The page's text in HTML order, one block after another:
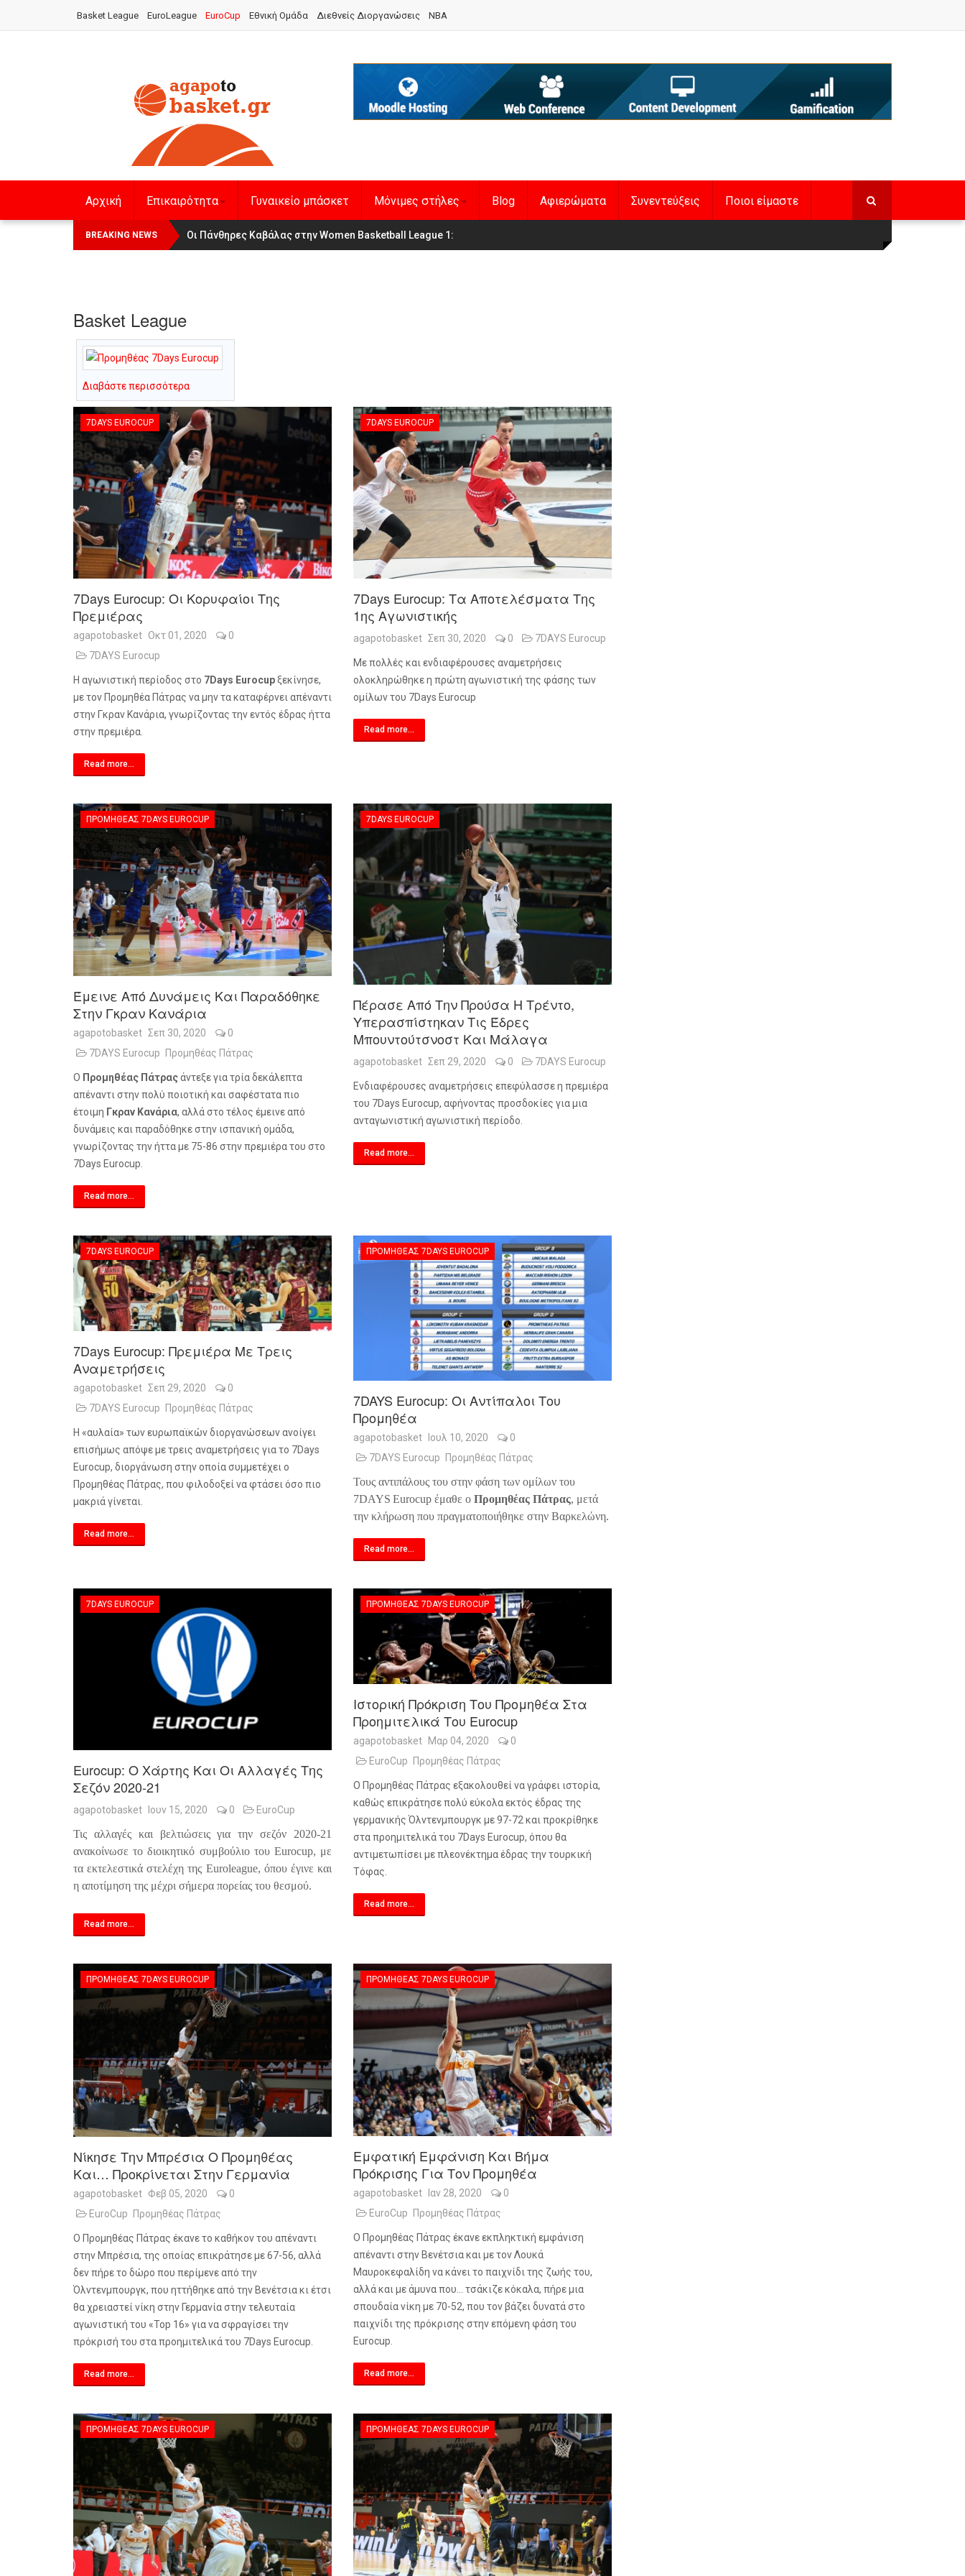
Basket League EuroLeague EuroCup Εθνική Ομάδα Διεθνείς Διοργανώσεις NBA
Αρχική Επικαιρότητα Γυναικείο μπάσκετ Μόνιμες στήλες Blog Αφιερώματα Συνεντεύξεις Ποιοι είμαστε
BREAKING NEWS Οι Πάνθηρες Καβάλας στην Women Basketball League 1
Αναχώρησε για τα Γιάννενα η Εθνική Γυναικών
Basket League
Διαβάστε περισσότερα
7DAYS EUROCUP
7Days Eurocup: Οι Κορυφαίοι Της
Πρεμιέρας
agapotobasket Οκτ 01, 2020
0
7DAYS Eurocup
Η αγωνιστική περίοδος στο 7Days Eurocupξεκίνησε,
με τον Προμηθέα Πάτρας να μην τα καταφέρνει απέναντι
στην Γκραν Κανάρια, γνωρίζοντας την εντός έδρας ήττα
στην πρεμιέρα.
Read more...
7DAYS EUROCUP
7Days Eurocup: Τα Αποτελέσματα Της
1ης Αγωνιστικής
agapotobasket Σεπ 30, 2020 0 7DAYS Eurocup
Με πολλές και ενδιαφέρουσες αναμετρήσεις
ολοκληρώθηκε η πρώτη αγωνιστική της φάσης των
ομίλων του 7Days Eurocup
Read more...
ΠΡΟΜΗΘΈΑΣ 7DAYS EUROCUP
Έμεινε Από Δυνάμεις Και Παραδόθηκε
Στην Γκραν Κανάρια
agapotobasket Σεπ 30, 2020
0
7DAYS Eurocup
Προμηθέας Πάτρας
Ο Προμηθέας Πάτραςάντεξε για τρία δεκάλεπτα
απέναντι στην πολύ ποιοτική και σαφέστατα πιο
έτοιμη Γκραν Κανάρια, αλλά στο τέλος έμεινε από
δυνάμεις και παραδόθηκε στην ισπανική ομάδα,
γνωρίζοντας την ήττα με 75-86 στην πρεμιέρα του στο
7Days Eurocup
Read more...
7DAYS EUROCUP
Πέρασε Από Την Προύσα Η Τρέντο,
Υπερασπίστηκαν Τις Έδρες
Μπουντούτσνοστ Και Μάλαγα
agapotobasket Σεπ 29, 2020 0 7DAYS Eurocup
Ενδιαφέρουσες αναμετρήσεις επεφύλασσε η πρεμιέρα
του 7Days Eurocup, αφήνοντας προσδοκίες για μια
ανταγωνιστική αγωνιστική περίοδο.
Read more...
7DAYS EUROCUP
7Days Eurocup: Πρεμιέρα Με Τρεις
Αναμετρήσεις
agapotobasket Σεπ 29, 2020
0
7DAYS Eurocup
Προμηθέας Πάτρας
Η «αυλαία» των ευρωπαϊκών διοργανώσεων ανοίγει
επισήμως απόψε με τρεις αναμετρήσεις για το 7Days
Eurocup, διοργάνωση στην οποία συμμετέχει ο
Προμηθέας Πάτρας, που φιλοδοξεί να φτάσει όσο πιο
μακριά γίνεται.
Read more...
ΠΡΟΜΗΘΈΑΣ 7DAYS EUROCUP
7DAYS Eurocup: Οι Αντίπαλοι Του
Προμηθέα
agapotobasket Ιουλ 10, 2020
0
7DAYS Eurocup
Προμηθέας Πάτρας
Τους αντιπάλους του στην φάση των ομίλων του
7DAYS Eurocup έμαθε ο Προμηθέας Πάτρας, μετά
την κλήρωση που πραγματοποιήθηκε στην Βαρκελώνη.
Read more...
7DAYS EUROCUP
Eurocup: Ο Χάρτης Και Οι Αλλαγές Της
Σεζόν 2020-21
agapotobasket Ιουν 15, 2020 0 EuroCup
Τις αλλαγές και βελτιώσεις για την σεζόν 2020-21
ανακοίνωσε το διοικητικό συμβούλιο του Eurocup, με
τα εκτελεστικά στελέχη της Euroleague, όπου έγινε και
η αποτίμηση της μέχρι σήμερα πορείας του θεσμού.
Read more...
ΠΡΟΜΗΘΈΑΣ 7DAYS EUROCUP
Ιστορική Πρόκριση Του Προμηθέα Στα
Προημιτελικά Του Eurocup
agapotobasket Μαρ 04, 2020
0
EuroCup
Προμηθέας Πάτρας
Ο Προμηθέας Πάτρας εξακολουθεί να γράφει ιστορία,
καθώς επικράτησε πολύ εύκολα εκτός έδρας της
γερμανικής Όλντενμπουργκ με 97-72 και προκρίθηκε
στα προημιτελικά του 7Days Eurocup, όπου θα
αντιμετωπίσει με πλεονέκτημα έδρας την τουρκική
Τόφας.
Read more...
ΠΡΟΜΗΘΈΑΣ 7DAYS EUROCUP
Νίκησε Την Μπρέσια Ο Προμηθέας
Και… Προκρίνεται Στην Γερμανία
agapotobasket Φεβ 05, 2020
0
EuroCup Προμηθέας Πάτρας
Ο Προμηθέας Πάτρας έκανε το καθήκον του απέναντι
στην Μπρέσια, της οποίας επικράτησε με 67-56, αλλά
δεν πήρε το δώρο που περίμενε από την
Όλντενμπουργκ, που ηττήθηκε από την Βενέτσια κι έτσι
θα χρειαστεί νίκη στην Γερμανία στην τελευταία
αγωνιστική του «Top 16» για να σφραγίσει την
πρόκρισή του στα προημιτελικά του 7Days Eurocup
Read more...
ΠΡΟΜΗΘΈΑΣ 7DAYS EUROCUP
Εμφατική Εμφάνιση Και Βήμα
Πρόκρισης Για Τον Προμηθέα
agapotobasket Ιαν 28, 2020
0
EuroCup
Προμηθέας Πάτρας
Ο Προμηθέας Πάτρας έκανε εκπληκτική εμφάνιση
απέναντι στην Βενέτσια και με τον Λουκά
Μαυροκεφαλίδη να κάνει το παιχνίδι της ζωής του,
αλλά και με άμυνα που… τσάκιζε κόκαλα, πήρε μια
σπουδαία νίκη με 70-52, που τον βάζει δυνατά στο
παιχνίδι της πρόκρισης στην επόμενη φάση του
Eurocup
Read more...
ΠΡΟΜΗΘΈΑΣ 7DAYS EUROCUP ΠΡΟΜΗΘΈΑΣ 7DAYS EUROCUP